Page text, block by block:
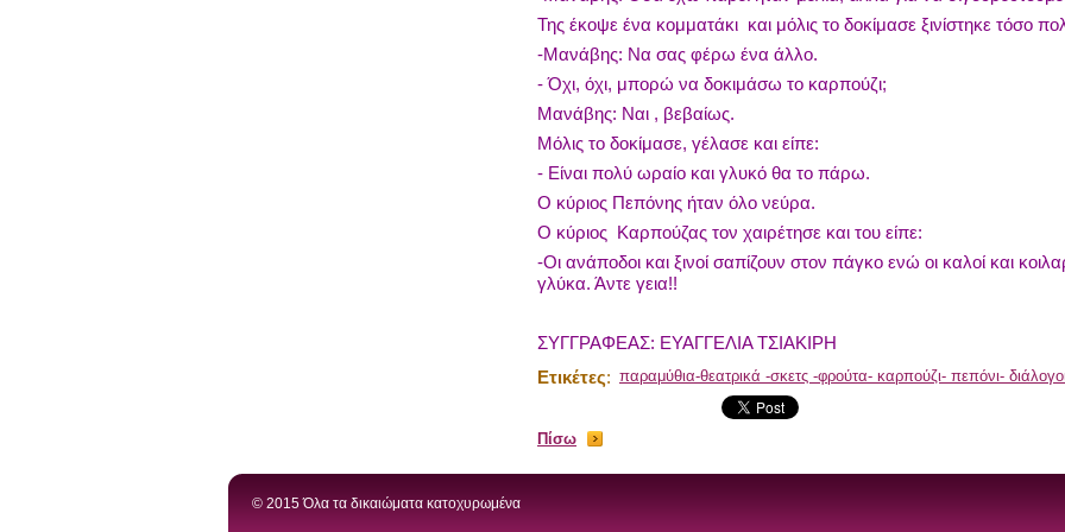
Της έκοψε ένα κομματάκι και μόλις το δοκίμασε ξινίστηκε τόσο
-Μανάβης: Να σας φέρω ένα άλλο.
- Όχι, όχι, μπορώ να δοκιμάσω το καρπούζι;
Μανάβης: Ναι , βεβαίως.
Μόλις το δοκίμασε, γέλασε και είπε:
- Είναι πολύ ωραίο και γλυκό θα το πάρω.
Ο κύριος Πεπόνης ήταν όλο νεύρα.
Ο κύριος Καρπούζας τον χαιρέτησε και του είπε:
-Οι ανάποδοι και ξινοί σαπίζουν στον πάγκο ενώ οι καλοί και
γλύκα. Άντε γεια!!
ΣΥΓΓΡΑΦΕΑΣ: ΕΥΑΓΓΕΛΙΑ ΤΣΙΑΚΙΡΗ
Ετικέτες: παραμύθια-θεατρικά -σκετς -φρούτα- καρπούζι- πεπόνι-
Πίσω
© 2015 Όλα τα δικαιώματα κατοχυρωμένα